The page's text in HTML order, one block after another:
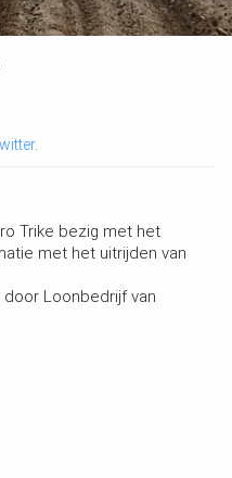
.
Trike bezig met het
met het uitrijden van
door Loonbedrijf van